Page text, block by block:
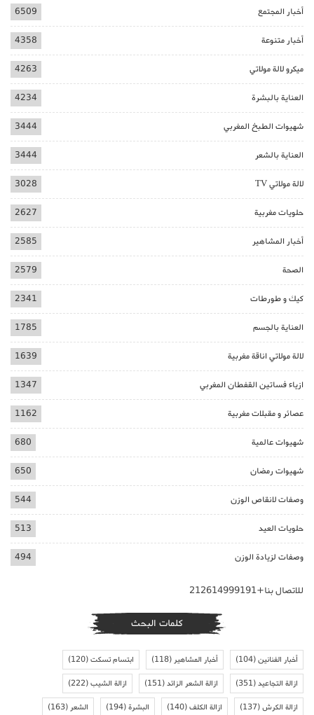
أخبار المجتمع 6509
أخبار متنوعة 4358
ميكرو لالة مولاتي 4263
العناية بالبشرة 4234
شهيوات الطبخ المغربي 3444
العناية بالشعر 3444
لالة مولاتي TV 3028
حلويات مغربية 2627
أخبار المشاهير 2585
الصحة 2579
كيك و طورطات 2341
العناية بالجسم 1785
لالة مولاتي اناقة مغربية 1639
ازياء فساتين القفطان المغربي 1347
عصائر و مقبلات مغربية 1162
شهيوات عالمية 680
شهيوات رمضان 650
وصفات لانقاص الوزن 544
حلويات العيد 513
وصفات لزيادة الوزن 494
للاتصال بنا+212614999191
كلمات البحث
أخبار الفنانين(104) أخبار المشاهير(118) ابتسام تسكت(120)
ازالة التجاعيد(351) ازالة الشعر الزائد(151) ازالة الشيب(222)
ازالة الكرش(137) ازالة الكلف(140) البشرة(194) الشعر(163)